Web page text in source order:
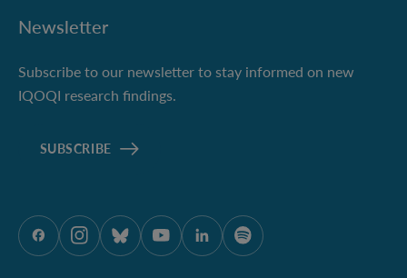
Newsletter
Subscribe to our newsletter to stay informed on new
IQOQI research findings.
SUBSCRIBE
ÖAW auf Facebook
ÖAW auf Instagram
ÖAW auf Bluesky
ÖAW auf Youtube
ÖAW auf LinkedIn
ÖAW auf Spotify